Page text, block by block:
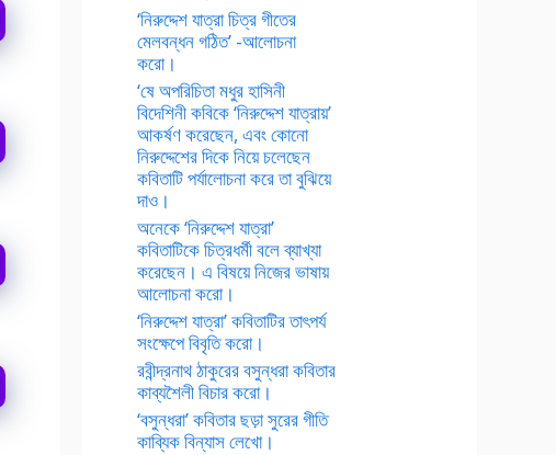
‘নিরুদ্দেশ যাত্রা চিত্র গীতের
মেলবন্ধন গঠিত’ -আলোচনা
করো।
‘ষে অপরিচিতা মধুর হাসিনী
বিদেশিনী কবিকে ‘নিরুদ্দেশ যাত্রায়’
আকর্ষণ করেছেন, এবং কোনো
নিরুদ্দেশের দিকে নিয়ে চলেছেন
কবিতাটি পর্যালোচনা করে তা বুঝিয়ে
দাও।
অনেকে ‘নিরুদ্দেশ যাত্রা’
কবিতাটিকে চিত্রধর্মী বলে ব্যাখ্যা
করেছেন। এ বিষয়ে নিজের ভাষায়
আলোচনা করো।
‘নিরুদ্দেশ যাত্রা’ কবিতাটির তাৎপর্য
সংক্ষেপে বিবৃতি করো।
রবীন্দ্রনাথ ঠাকুরের বসুন্ধরা কবিতার
কাব্যশৈলী বিচার করো।
‘বসুন্ধরা’ কবিতার ছড়া সুরের গীতি
কাব্যিক বিন্যাস লেখো।